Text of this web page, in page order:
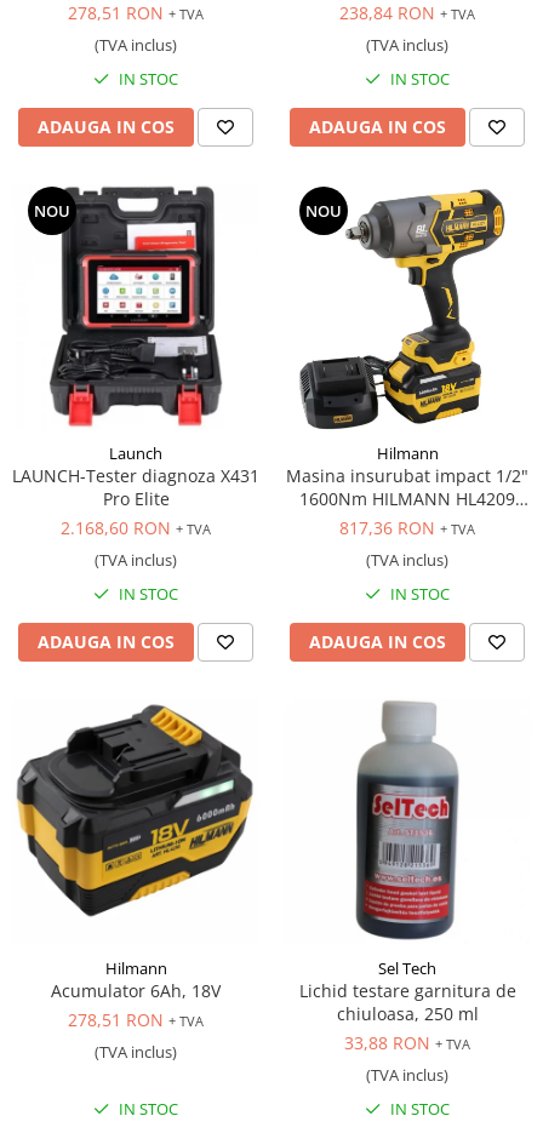
278,51 RON + TVA
(TVA inclus)
IN STOC
ADAUGA IN COS
238,84 RON + TVA
(TVA inclus)
IN STOC
ADAUGA IN COS
NOU
Launch
LAUNCH-Tester diagnoza X431
Pro Elite
2.168,60 RON + TVA
(TVA inclus)
IN STOC
ADAUGA IN COS
NOU
Hilmann
Masina insurubat impact 1/2"
1600Nm HILMANN HL4209
acumulator 6Ah, 18V
817,36 RON + TVA
(TVA inclus)
IN STOC
ADAUGA IN COS
Hilmann
Acumulator 6Ah, 18V
278,51 RON + TVA
(TVA inclus)
IN STOC
Sel Tech
Lichid testare garnitura de
chiuloasa, 250 ml
33,88 RON + TVA
(TVA inclus)
IN STOC